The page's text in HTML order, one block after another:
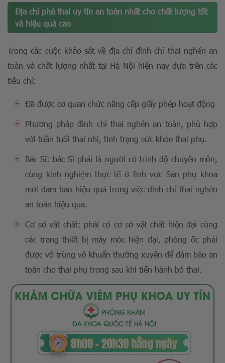
Địa chỉ phá thai uy tín an toàn nhất cho chất lượng tốt
và hiệu quả cao
Trong các cuộc khảo sát về địa chỉ đình chỉ thai nghén an
toàn và chất lượng nhất tại Hà Nội hiện nay dựa trên các
tiêu chí:
Đã được cơ quan chức năng cấp giấy phép hoạt động
Phương pháp đình chỉ thai nghén an toàn, phù hợp
với tuần tuổi thai nhi, tình trạng sức khỏe thai phụ.
Bác Sĩ: bác Sĩ phải là người có trình độ chuyên môn,
cùng kinh nghiệm thực tế ở lĩnh vực Sản phụ khoa
mới đảm bảo hiệu quả trong việc đình chỉ thai nghén
an toàn hiệu quả.
Cơ sở vất chất: phải có cơ sở vật chất hiện đại cùng
các trang thiết bị máy móc hiện đại, phòng ốc phải
được vô trùng vô khuẩn thường xuyên để đảm bảo an
toàn cho thai phụ trong sau khi tiến hành bỏ thai.